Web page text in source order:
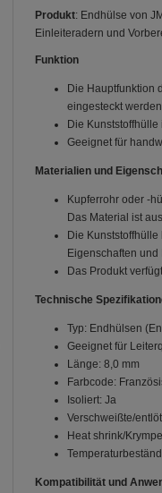
Produkt: Endhülse von
Einleiteradern und
Funktion
Die Hauptfunktion
eingesteckt
Die
Geeignet für
Materialien und
Kupferrohr oder -
Das Material ist
Die
Eigenschaften
Das Produkt
Technische
Typ: Endhülsen
Geeignet für
Länge: 8,0 mm
Farbcode:
Isoliert: Ja
Verschweißte/
Heat shrink/
Kompatibilität und